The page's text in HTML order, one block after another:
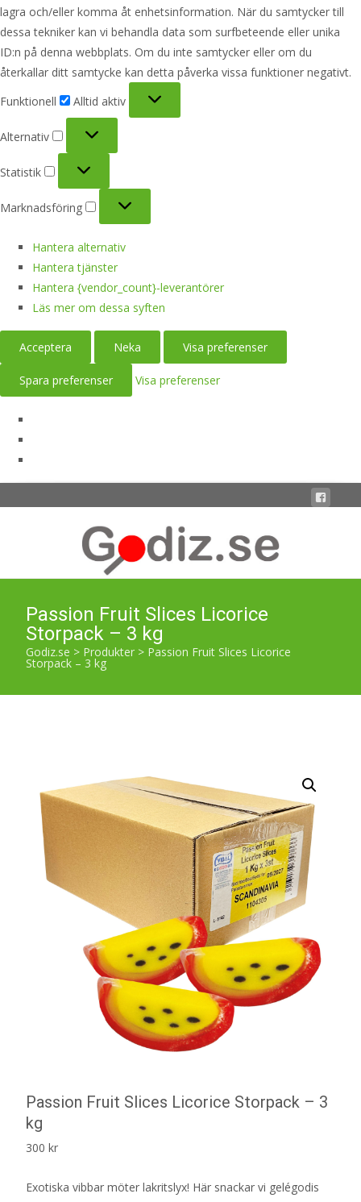
lagra och/eller komma åt enhetsinformation. När du samtycker till
dessa tekniker kan vi behandla data som surfbeteende eller unika
ID:n på denna webbplats. Om du inte samtycker eller om du
återkallar ditt samtycke kan detta påverka vissa funktioner negativt.
Funktionell
Alltid aktiv
Alternativ
Statistik
Marknadsföring
Hantera alternativ
Hantera tjänster
Hantera {vendor_count}-leverantörer
Läs mer om dessa syften
Acceptera Neka Visa preferenser
Spara preferenser Visa preferenser
Passion Fruit Slices Licorice
Storpack – 3 kg
Godiz.se > Produkter > Passion Fruit Slices Licorice
Storpack – 3 kg
Passion Fruit Slices Licorice Storpack – 3
kg
300 kr
Exotiska vibbar möter lakritslyx! Här snackar vi gelégodis